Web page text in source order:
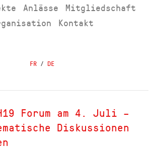
Anlässe
Mitgliedschaft
Kontakt
FR / DE
Forum am 4. Juli –
Diskussionen